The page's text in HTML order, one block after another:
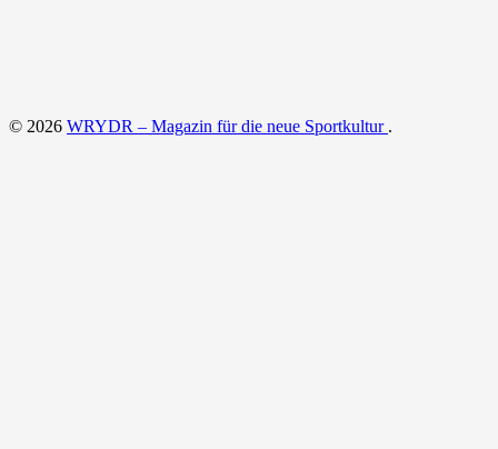
© 2026 WRYDR – Magazin für die neue Sportkultur .